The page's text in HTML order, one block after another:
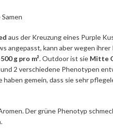
aus der Kreuzung eines Purple
angepasst, kann aber wegen
g pro m². Outdoor ist sie Mitte
2 verschiedene Phenotypen
gemein, dass sie sehr
Der grüne Phenotyp
.